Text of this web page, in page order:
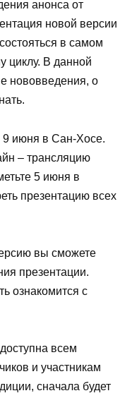
анонса от
новой версии
в самом
циклу. В данной
нововведения, о
9 июня в Сан-Хосе.
– трансляцию
5 июня в
презентацию всех
вы сможете
презентации.
ознакомится с
всем
и участникам
сначала будет